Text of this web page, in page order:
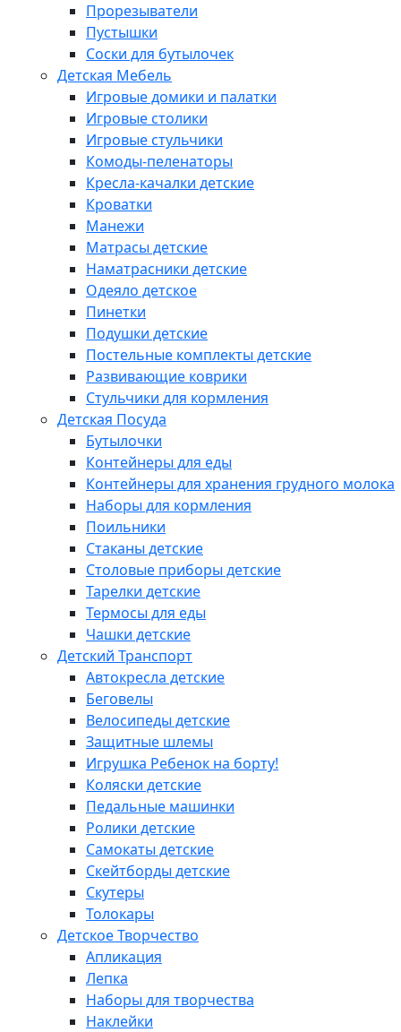
Прорезыватели
Пустышки
Соски для бутылочек
Детская Мебель
Игровые домики и палатки
Игровые столики
Игровые стульчики
Комоды-пеленаторы
Кресла-качалки детские
Кроватки
Манежи
Матрасы детские
Наматрасники детские
Одеяло детское
Пинетки
Подушки детские
Постельные комплекты детские
Развивающие коврики
Стульчики для кормления
Детская Посуда
Бутылочки
Контейнеры для еды
Контейнеры для хранения грудного молока
Наборы для кормления
Поильники
Стаканы детские
Столовые приборы детские
Тарелки детские
Термосы для еды
Чашки детские
Детский Транспорт
Автокресла детские
Беговелы
Велосипеды детские
Защитные шлемы
Игрушка Ребенок на борту!
Коляски детские
Педальные машинки
Ролики детские
Самокаты детские
Скейтборды детские
Скутеры
Толокары
Детское Творчество
Апликация
Лепка
Наборы для творчества
Наклейки